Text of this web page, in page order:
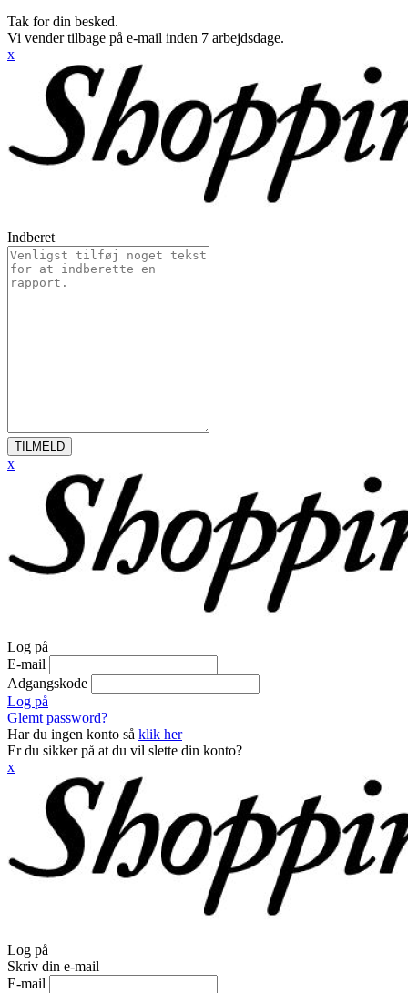
Tak for din besked.
Vi vender tilbage på e-mail inden 7 arbejdsdage.
x
Indberet
TILMELD
x
Log på
E-mail
Adgangskode
Log på
Glemt password?
Har du ingen konto så klik her
Er du sikker på at du vil slette din konto?
x
Log på
Skriv din e-mail
E-mail